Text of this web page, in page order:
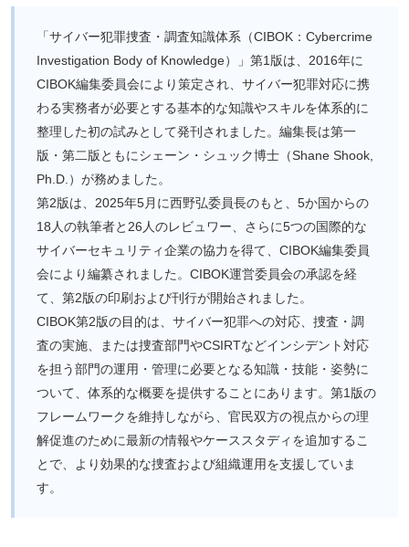
「サイバー犯罪捜査・調査知識体系（CIBOK：Cybercrime
Investigation Body of Knowledge）」第1版は、2016年に
CIBOK編集委員会により策定され、サイバー犯罪対応に携
わる実務者が必要とする基本的な知識やスキルを体系的に
整理した初の試みとして発刊されました。編集長は第一
版・第二版ともにシェーン・シュック博士（Shane Shook,
Ph.D.）が務めました。
第2版は、2025年5月に西野弘委員長のもと、5か国からの
18人の執筆者と26人のレビュワー、さらに5つの国際的な
サイバーセキュリティ企業の協力を得て、CIBOK編集委員
会により編纂されました。CIBOK運営委員会の承認を経
て、第2版の印刷および刊行が開始されました。
CIBOK第2版の目的は、サイバー犯罪への対応、捜査・調
査の実施、または捜査部門やCSIRTなどインシデント対応
を担う部門の運用・管理に必要となる知識・技能・姿勢に
ついて、体系的な概要を提供することにあります。第1版の
フレームワークを維持しながら、官民双方の視点からの理
解促進のために最新の情報やケーススタディを追加するこ
とで、より効果的な捜査および組織運用を支援していま
す。